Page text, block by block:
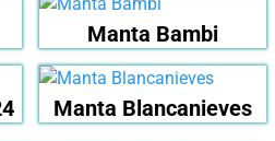
Manta Bambi
Manta Blancanieves